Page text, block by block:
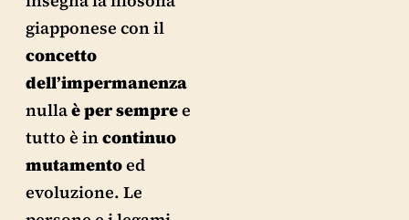
giapponese con il
concetto
dell’impermanenza
nullaè per sempree
tutto è incontinuo
mutamentoed
evoluzione. Le